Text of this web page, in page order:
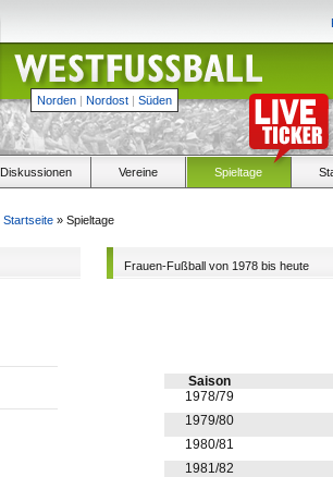
Norden | Nordost | Süden
Diskussionen Vereine Spieltage
Startseite » Spieltage
Frauen-Fußball von 1978 bis heute
Saison
1978/79
1979/80
1980/81
1981/82